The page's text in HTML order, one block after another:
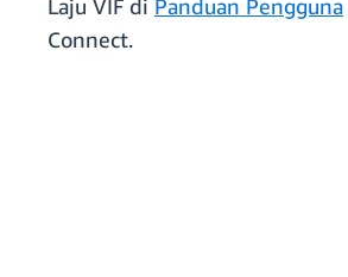
Laju VIF di Panduan Pengguna
Connect.